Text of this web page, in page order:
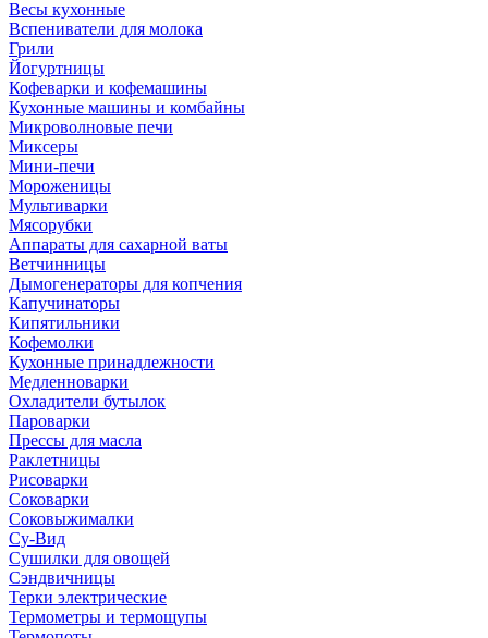
Весы кухонные
Вспениватели для молока
Грили
Йогуртницы
Кофеварки и кофемашины
Кухонные машины и комбайны
Микроволновые печи
Миксеры
Мини-печи
Мороженицы
Мультиварки
Мясорубки
Аппараты для сахарной ваты
Ветчинницы
Дымогенераторы для копчения
Капучинаторы
Кипятильники
Кофемолки
Кухонные принадлежности
Медленноварки
Охладители бутылок
Пароварки
Прессы для масла
Раклетницы
Рисоварки
Соковарки
Соковыжималки
Су-Вид
Сушилки для овощей
Сэндвичницы
Терки электрические
Термометры и термощупы